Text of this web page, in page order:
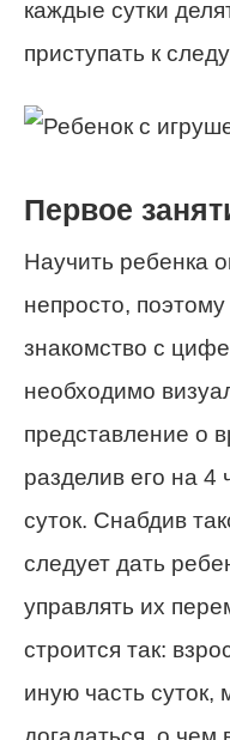
каждые сутки
приступать к
Первое
Научить ребенка
непросто,
знакомство с
необходимо
представление о
разделив его на 4
суток. Снабдив
следует дать
управлять их
строится так:
иную часть